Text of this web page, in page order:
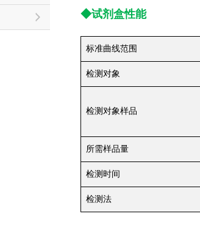
◆试剂盒性能
标准曲线范围
检测对象
检测对象样品
所需样品量
检测时间
检测法